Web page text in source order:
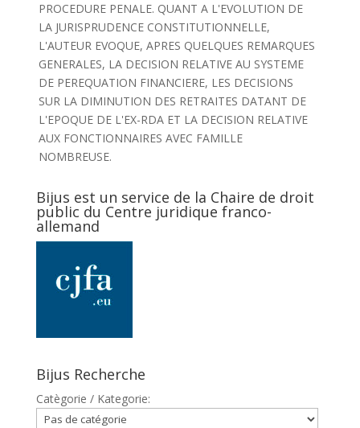
PROCEDURE PENALE. QUANT A L'EVOLUTION DE
LA JURISPRUDENCE CONSTITUTIONNELLE,
L'AUTEUR EVOQUE, APRES QUELQUES REMARQUES
GENERALES, LA DECISION RELATIVE AU SYSTEME
DE PEREQUATION FINANCIERE, LES DECISIONS
SUR LA DIMINUTION DES RETRAITES DATANT DE
L'EPOQUE DE L'EX-RDA ET LA DECISION RELATIVE
AUX FONCTIONNAIRES AVEC FAMILLE
NOMBREUSE.
Bijus est un service de la Chaire de droit
public du Centre juridique franco-
allemand
Bijus Recherche
Catègorie / Kategorie: